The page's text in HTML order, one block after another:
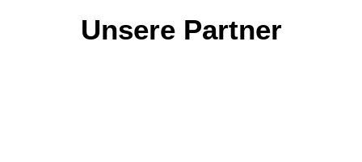
Unsere Partner